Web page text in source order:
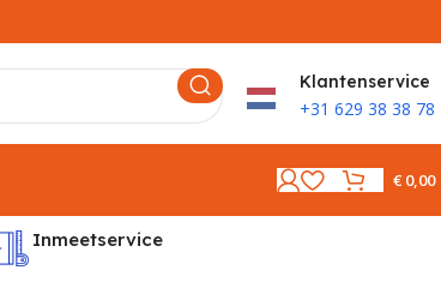
Klantenservice
+31 629 38 38 78
€0,00
Inmeetservice